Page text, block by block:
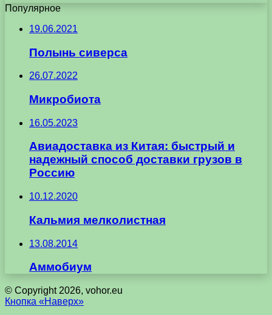
Популярное
19.06.2021
Полынь сиверса
26.07.2022
Микробиота
16.05.2023
Авиадоставка из Китая: быстрый и
надежный способ доставки грузов в
Россию
10.12.2020
Кальмия мелколистная
13.08.2014
Аммобиум
© Copyright 2026, vohor.eu
Кнопка «Наверх»